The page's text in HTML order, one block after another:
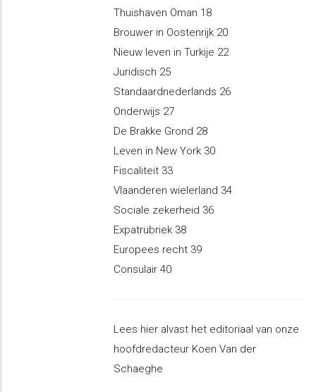
Thuishaven Oman 18
Brouwer in Oostenrijk 20
Nieuw leven in Turkije 22
Juridisch 25
Standaardnederlands 26
Onderwijs 27
De Brakke Grond 28
Leven in New York 30
Fiscaliteit 33
Vlaanderen wielerland 34
Sociale zekerheid 36
Expatrubriek 38
Europees recht 39
Consulair 40
Lees hier alvast het editoriaal van onze
hoofdredacteur Koen Van der
Schaeghe